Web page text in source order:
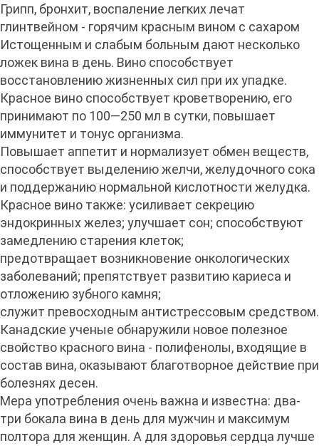
Грипп, бронхит, воспаление легких лечат
глинтвейном - горячим красным вином с сахаром
Истощенным и слабым больным дают несколько
ложек вина в день. Вино способствует
восстановлению жизненных сил при их упадке.
Красное вино способствует кроветворению, его
принимают по 100—250 мл в сутки, повышает
иммунитет и тонус организма.
Повышает аппетит и нормализует обмен веществ,
способствует выделению желчи, желудочного сока
и поддержанию нормальной кислотности желудка.
Красное вино также: усиливает секрецию
эндокринных желез; улучшает сон; способствуют
замедлению старения клеток;
предотвращает возникновение онкологических
заболеваний; препятствует развитию кариеса и
отложению зубного камня;
служит превосходным антистрессовым средством.
Канадские ученые обнаружили новое полезное
свойство красного вина - полифенолы, входящие в
состав вина, оказывают благотворное действие при
болезнях десен.
Мера употребления очень важна и известна: два-
три бокала вина в день для мужчин и максимум
полтора для женщин. А для здоровья сердца лучше